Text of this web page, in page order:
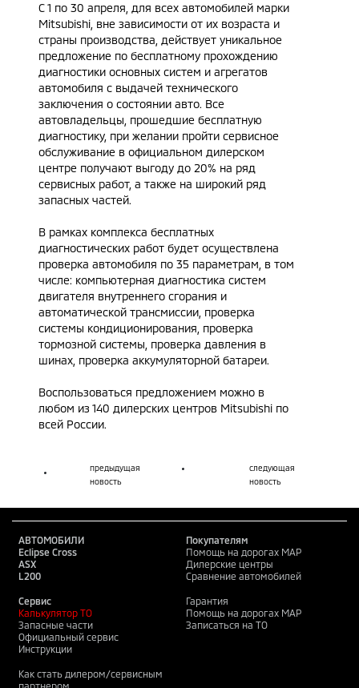
С 1 по 30 апреля, для всех автомобилей марки
Mitsubishi, вне зависимости от их возраста и
страны производства, действует уникальное
предложение по бесплатному прохождению
диагностики основных систем и агрегатов
автомобиля с выдачей технического
заключения о состоянии авто. Все
автовладельцы, прошедшие бесплатную
диагностику, при желании пройти сервисное
обслуживание в официальном дилерском
центре получают выгоду до 20% на ряд
сервисных работ, а также на широкий ряд
запасных частей.
В рамках комплекса бесплатных
диагностических работ будет осуществлена
проверка автомобиля по 35 параметрам, в том
числе: компьютерная диагностика систем
двигателя внутреннего сгорания и
автоматической трансмиссии, проверка
системы кондиционирования, проверка
тормозной системы, проверка давления в
шинах, проверка аккумуляторной батареи.
Воспользоваться предложением можно в
любом из 140 дилерских центров Mitsubishi по
всей России.
предыдущая
новость
следующая
новость
АВТОМОБИЛИ
Eclipse Cross
ASX
L200
Покупателям
Помощь на дорогах MAP
Дилерские центры
Сравнение автомобилей
Сервис
Калькулятор ТО
Запасные части
Официальный сервис
Инструкции
Гарантия
Помощь на дорогах MAP
Записаться на ТО
Как стать дилером/сервисным
партнером